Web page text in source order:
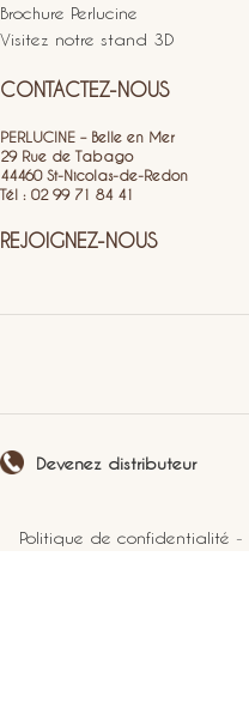
Brochure Perlucine
Visitez notre stand 3D
CONTACTEZ-NOUS
PERLUCINE – Belle en Mer
29 Rue de Tabago
44460 St-Nicolas-de-Redon
Tél : 02 99 71 84 41
REJOIGNEZ-NOUS
Devenez distributeur
Politique de confidentialité -